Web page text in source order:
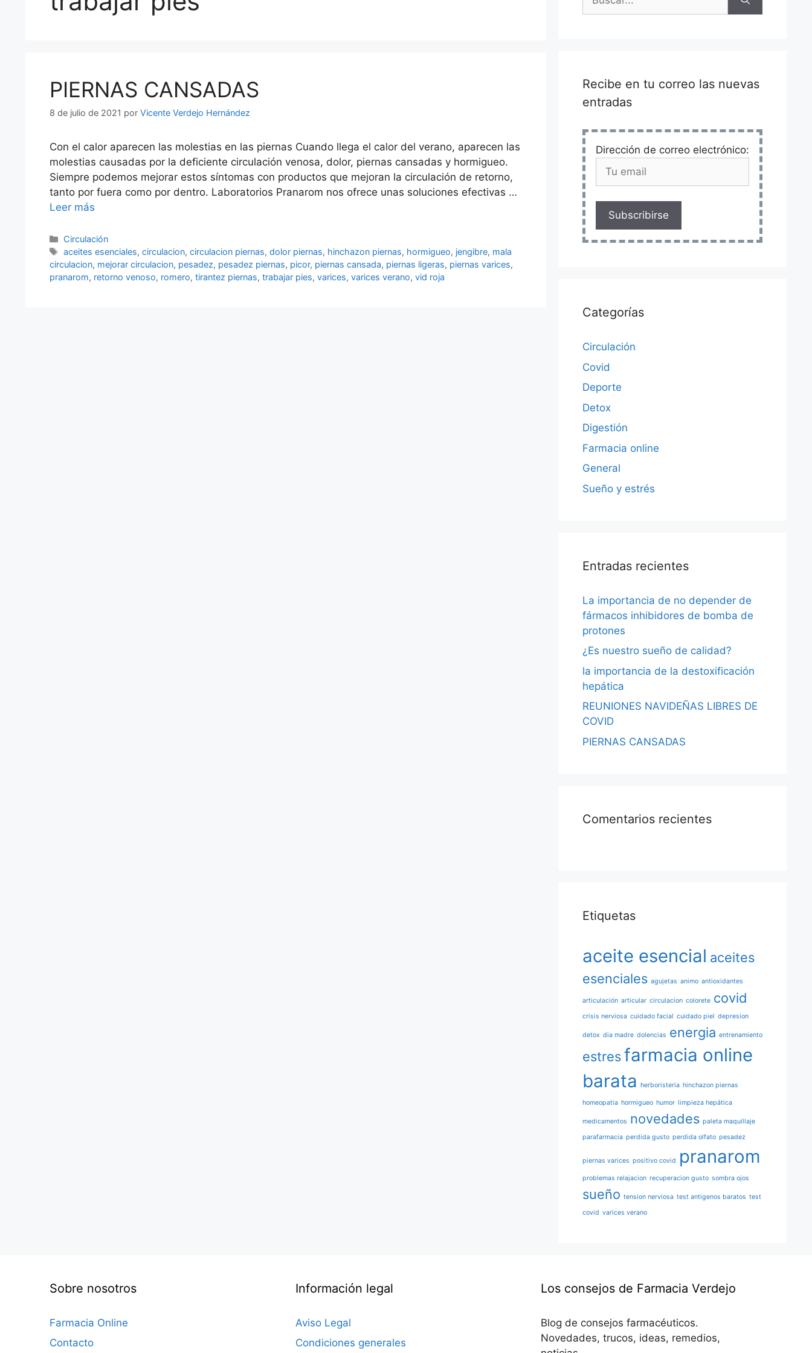
PIERNAS CANSADAS
8 de julio de 2021 por Vicente Verdejo Hernández
Con el calor aparecen las molestias en las piernas Cuando llega el calor del verano, aparecen las
molestias causadas por la deficiente circulación venosa, dolor, piernas cansadas y hormigueo.
Siempre podemos mejorar estos síntomas con productos que mejoran la circulación de retorno,
tanto por fuera como por dentro. Laboratorios Pranarom nos ofrece unas soluciones efectivas …
Leer más
Categorías
Circulación
Etiquetas
aceites esenciales,circulacion,circulacion piernas,dolor piernas, hinchazon piernas, hormigueo, jengibre, mala
circulacion, mejorar circulacion, pesadez, pesadez piernas, picor, piernas cansada, piernas ligeras, piernas varices,
pranarom, retorno venoso, romero, tirantez piernas, trabajar pies, varices, varices verano, vid roja
Recibe en tu correo las nuevas
entradas
Dirección de correo electrónico:
Subscribirse
Categorías
Circulación
Covid
Deporte
Detox
Digestión
Farmacia online
General
Sueño y estrés
Entradas recientes
La importancia de no depender de
fármacos inhibidores de bomba de
protones
¿Es nuestro sueño de calidad?
la importancia de la destoxificación
hepática
REUNIONES NAVIDEÑAS LIBRES DE
COVID
PIERNAS CANSADAS
Comentarios recientes
Etiquetas
aceite esencial aceites
esenciales agujetas animo antioxidantes
articulación articular circulacion colorete covid
crisis nerviosa cuidado facial cuidado piel depresion
detox dia madre dolencias energia entrenamiento
estresfarmacia online
barata herboristeria hinchazon piernas
homeopatia hormigueo humor limpieza hepática
medicamentos novedades paleta maquillaje
parafarmacia perdida gusto perdida olfato pesadez
piernas varices positivo covid pranarom
problemas relajacion recuperacion gusto sombra ojos
sueño tension nerviosa test antigenos baratos test
covid varices verano
Sobre nosotros
Farmacia Online
Contacto
Información legal
Aviso Legal
Condiciones generales
Los consejos de Farmacia Verdejo
Blog de consejos farmacéuticos.
Novedades, trucos, ideas, remedios,